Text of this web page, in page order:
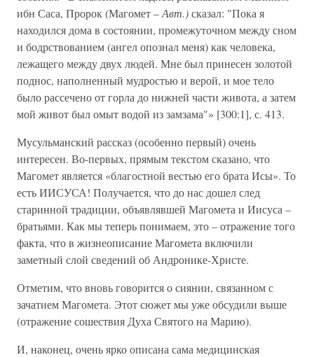
ибн Саса, Пророк (Магомет –Авт.)сказал: "Пока я
находился дома в состоянии, промежуточном между сном
и бодрствованием (ангел опознал меня) как человека,
лежащего между двух людей. Мне был принесен золотой
поднос, наполненный мудростью и верой, и мое тело
было рассечено от горла до нижней части живота, а затем
мой живот был омыт водой из замзама"» [300:1], с. 413.
Мусульманский рассказ (особенно первый) очень
интересен. Во-первых, прямым текстом сказано, что
Магомет является «благостной вестью его брата Исы». То
есть ИИСУСА! Получается, что до нас дошел след
старинной традиции, объявлявшей Магомета и Иисуса –
братьями. Как мы теперь понимаем, это – отражение того
факта, что в жизнеописание Магомета включили
заметный слой сведений об Андронике-Христе.
Отметим, что вновь говорится о сиянии, связанном с
зачатием Магомета. Этот сюжет мы уже обсудили выше
(отражение сошествия Духа Святого на Марию).
И, наконец, очень ярко описана сама медицинская